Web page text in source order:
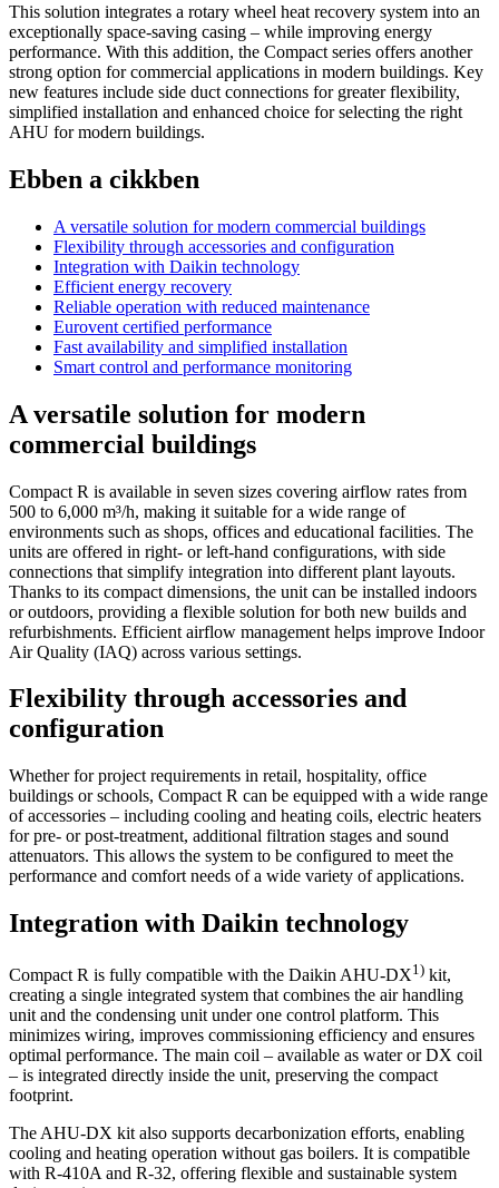
This solution integrates a rotary wheel heat recovery system into an
exceptionally space-saving casing – while improving energy
performance. With this addition, the Compact series offers another
strong option for commercial applications in modern buildings. Key
new features include side duct connections for greater flexibility,
simplified installation and enhanced choice for selecting the right
AHU for modern buildings.
Ebben a cikkben
A versatile solution for modern commercial buildings
Flexibility through accessories and configuration
Integration with Daikin technology
Efficient energy recovery
Reliable operation with reduced maintenance
Eurovent certified performance
Fast availability and simplified installation
Smart control and performance monitoring
A versatile solution for modern
commercial buildings
Compact R is available in seven sizes covering airflow rates from
500 to 6,000 m³/h, making it suitable for a wide range of
environments such as shops, offices and educational facilities. The
units are offered in right- or left-hand configurations, with side
connections that simplify integration into different plant layouts.
Thanks to its compact dimensions, the unit can be installed indoors
or outdoors, providing a flexible solution for both new builds and
refurbishments. Efficient airflow management helps improve Indoor
Air Quality (IAQ) across various settings.
Flexibility through accessories and
configuration
Whether for project requirements in retail, hospitality, office
buildings or schools, Compact R can be equipped with a wide range
of accessories – including cooling and heating coils, electric heaters
for pre- or post-treatment, additional filtration stages and sound
attenuators. This allows the system to be configured to meet the
performance and comfort needs of a wide variety of applications.
Integration with Daikin technology
Compact R is fully compatible with the Daikin AHU-DX1) kit,
creating a single integrated system that combines the air handling
unit and the condensing unit under one control platform. This
minimizes wiring, improves commissioning efficiency and ensures
optimal performance. The main coil – available as water or DX coil
– is integrated directly inside the unit, preserving the compact
footprint.
The AHU-DX kit also supports decarbonization efforts, enabling
cooling and heating operation without gas boilers. It is compatible
with R-410A and R-32, offering flexible and sustainable system